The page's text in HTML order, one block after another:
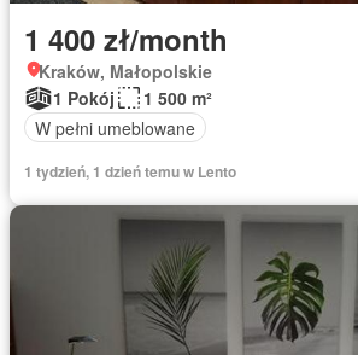
1 400 zł/month
Kraków, Małopolskie
1 Pokój
1 500 m²
W pełni umeblowane
1 tydzień, 1 dzień temu w Lento